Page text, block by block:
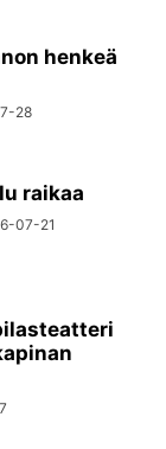
henkeä
28
raikaa
07-21